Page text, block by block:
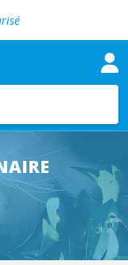
vétérinaire